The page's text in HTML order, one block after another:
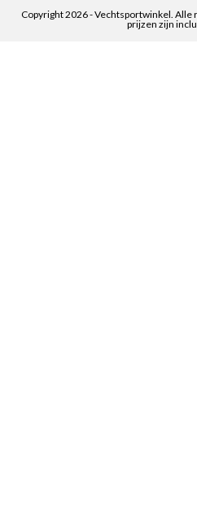
Copyright 2026 - Vechtsportwinkel.
prijzen zijn